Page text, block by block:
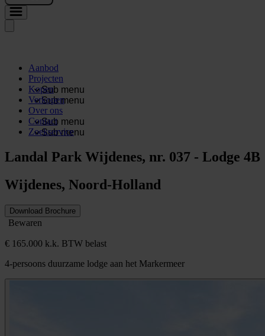
Aanbod
Projecten
Sub menu
Kopen
Sub menu
Verkopen
Over ons
Sub menu
Contact
Sub menu
Zoekservice
Landal Park Wijdenes, nr. 037 - Lodge 4B
Wijdenes, Noord-Holland
Download Brochure
Bewaren
€ 165.000 k.k. BTW belast
4-persoons duurzame lodge aan het Markermeer